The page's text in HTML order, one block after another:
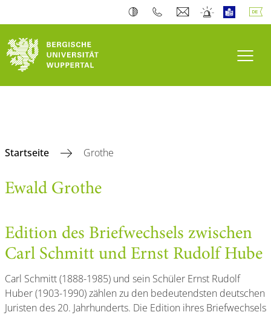
Startseite Grothe
Ewald Grothe
Edition des Briefwechsels zwischen
Carl Schmitt und Ernst Rudolf Hube
Carl Schmitt (1888-1985) und sein Schüler Ernst Rudolf
Huber (1903-1990) zählen zu den bedeutendsten deutschen
Juristen des 20. Jahrhunderts. Die Edition ihres Briefwechsels